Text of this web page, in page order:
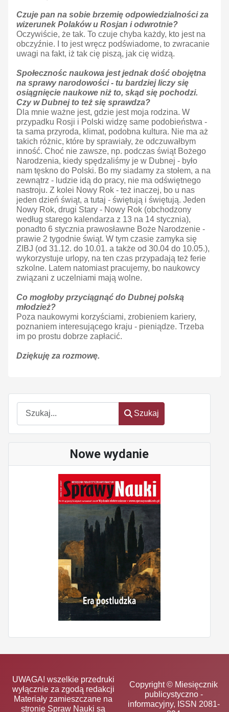
Szukaj
Szukaj
Nowe wydanie
Czuje pan na sobie brzemię odpowiedzialności za
wizerunek Polaków u Rosjan i odwrotnie?
Oczywiście, że tak. To czuje chyba każdy, kto jest na
obczyźnie. I to jest wręcz podświadome, to zwracanie
uwagi na fakt, iż tak cię piszą, jak cię widzą.
Społecznośc naukowa jest jednak dość obojętna
na sprawy narodowości - tu bardziej liczy się
osiągnięcie naukowe niż to, skąd się pochodzi.
Czy w Dubnej to też się sprawdza?
Dla mnie ważne jest, gdzie jest moja rodzina. W
przypadku Rosji i Polski widzę same podobieństwa -
ta sama przyroda, klimat, podobna kultura. Nie ma aż
takich różnic, które by sprawiały, że odczuwałbym
inność. Choć nie zawsze, np. podczas świąt Bożego
Narodzenia, kiedy spędzaliśmy je w Dubnej - było
nam tęskno do Polski. Bo my siadamy za stołem, a na
zewnątrz - ludzie idą do pracy, nie ma odświętnego
nastroju. Z kolei Nowy Rok - też inaczej, bo u nas
jeden dzień świąt, a tutaj - świętują i świętują. Jeden
Nowy Rok, drugi Stary - Nowy Rok (obchodzony
według starego kalendarza z 13 na 14 stycznia),
ponadto 6 stycznia prawosławne Boże Narodzenie -
prawie 2 tygodnie świąt. W tym czasie zamyka się
ZIBJ (od 31.12. do 10.01. a także od 30.04 do 10.05.),
wykorzystuje urlopy, na ten czas przypadają też ferie
szkolne. Latem natomiast pracujemy, bo naukowcy
związani z uczelniami mają wolne.
Co mogłoby przyciągnąć do Dubnej polską
młodzież?
Poza naukowymi korzyściami, zrobieniem kariery,
poznaniem interesującego kraju - pieniądze. Trzeba
im po prostu dobrze zapłacić.
Dziękuję za rozmowę.
UWAGA! wszelkie przedruki
wyłącznie za zgodą redakcji
Materiały zamieszczane na
stronie Spraw Nauki są
Copyright © Miesięcznik
publicystyczno -
informacyjny, ISSN 2081-